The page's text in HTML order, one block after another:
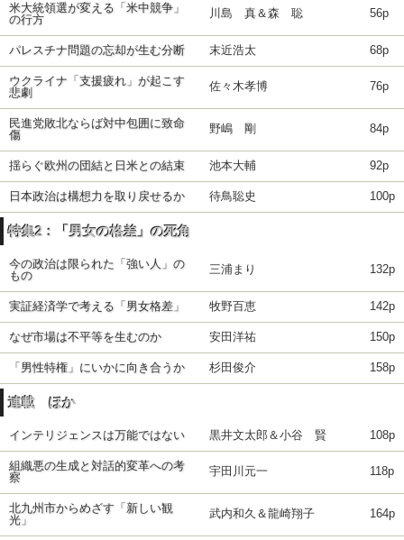
米大統領選が変える「米中競争」
の行方
川島 真＆森 聡 56p
パレスチナ問題の忘却が生む分断 末近浩太 68p
ウクライナ「支援疲れ」が起こす
悲劇
佐々木孝博 76p
民進党敗北ならば対中包囲に致命
傷
野嶋 剛 84p
揺らぐ欧州の団結と日米との結束 池本大輔 92p
日本政治は構想力を取り戻せるか 待鳥聡史 100p
特集2：「男女の格差」の死角
今の政治は限られた「強い人」の
もの
三浦まり 132p
実証経済学で考える「男女格差」 牧野百恵 142p
なぜ市場は不平等を生むのか 安田洋祐 150p
「男性特権」にいかに向き合うか 杉田俊介 158p
連載 ほか
インテリジェンスは万能ではない 黒井文太郎＆小谷 賢 108p
組織悪の生成と対話的変革への考
察
宇田川元一 118p
北九州市からめざす「新しい観
光」
武内和久＆龍崎翔子 164p